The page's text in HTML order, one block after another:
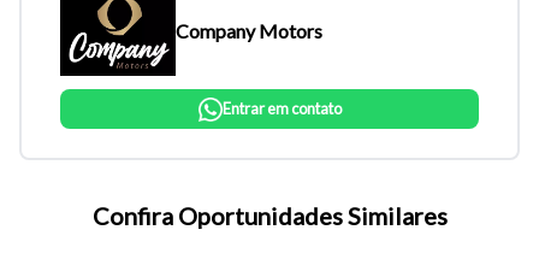
Company Motors
Entrar em contato
Confira Oportunidades Similares